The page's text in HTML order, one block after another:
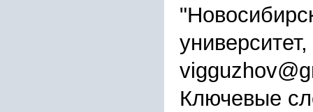
Ключевые